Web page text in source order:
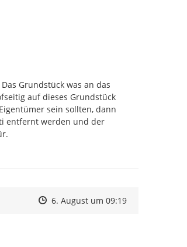
Grundstück was an das
auf dieses Grundstück
sein sollten, dann
entfernt werden und der
Zeitpunkt des Erstellens
Zeitpunkt des Erstellens
6. August um 09:19Zur Äußerung